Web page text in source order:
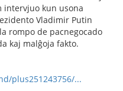
intervjuo kun usona
Vladimir Putin
rompo de pacnegocado
kaj malĝoja fakto.
plus251243756/...